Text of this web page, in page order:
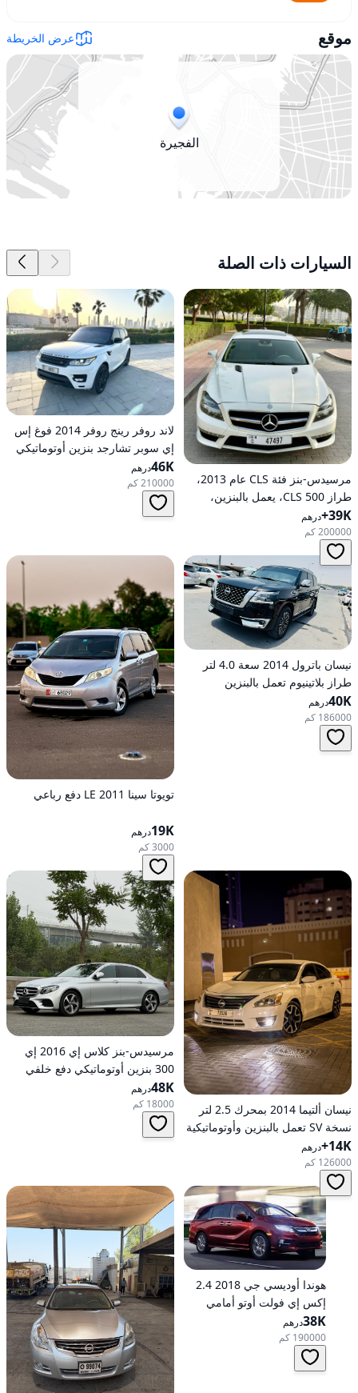
موقع عرض الخريطة
الفجيرة
السيارات ذات الصلة
مرسيدس-بنز فئة CLS عام 2013،
طراز CLS 500، يعمل بالبنزين،
أوتوماتيكي، دفع خلفي
39K+ درهم
200000 كم
لاند روفر رينج روفر 2014 فوغ إس
إي سوبر تشارجد بنزين أوتوماتيكي
بدفع كلي للعجلات
46Kدرهم
210000 كم
نيسان باترول 2014 سعة 4.0 لتر
طراز بلاتينيوم تعمل بالبنزين
أوتوماتيكية بدفع كلي
40Kدرهم
186000 كم
تويوتا سينا 2011 LE دفع رباعي
19Kدرهم
3000 كم
نيسان ألتيما 2014 بمحرك 2.5 لتر
نسخة SV تعمل بالبنزين وأوتوماتيكية
للدفع الأمامي
14K+ درهم
126000 كم
مرسيدس-بنز كلاس إي 2016 إي
300 بنزين أوتوماتيكي دفع خلفي
48Kدرهم
18000 كم
هوندا أوديسي جي 2018 2.4
إكس إي فولت أوتو أمامي
الدفع
38Kدرهم
190000 كم